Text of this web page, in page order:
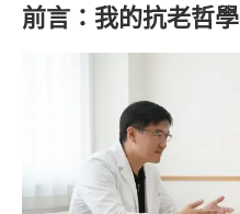
前言：我的抗老哲學